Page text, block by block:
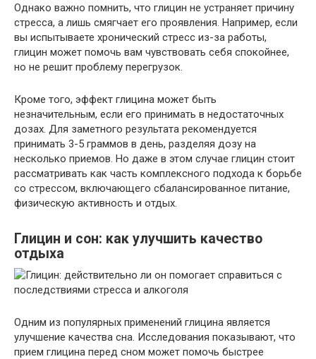
Однако важно помнить, что глицин не устраняет причину
стресса, а лишь смягчает его проявления. Например, если
вы испытываете хронический стресс из-за работы,
глицин может помочь вам чувствовать себя спокойнее,
но не решит проблему перегрузок.
Кроме того, эффект глицина может быть
незначительным, если его принимать в недостаточных
дозах. Для заметного результата рекомендуется
принимать 3-5 граммов в день, разделяя дозу на
несколько приемов. Но даже в этом случае глицин стоит
рассматривать как часть комплексного подхода к борьбе
со стрессом, включающего сбалансированное питание,
физическую активность и отдых.
Глицин и сон: как улучшить качество
отдыха
Одним из популярных применений глицина является
улучшение качества сна. Исследования показывают, что
прием глицина перед сном может помочь быстрее